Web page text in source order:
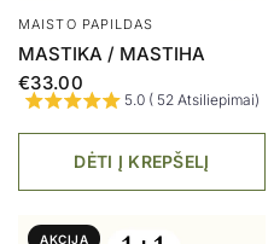
MAISTO PAPILDAS
MASTIKA / MASTIHA
€33.00
5.0 ( 52 Atsiliepimai)
DĖTI Į KREPŠELĮ
AKCIJA